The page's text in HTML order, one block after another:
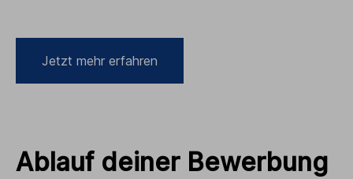
Jetzt mehr erfahren
Ablauf deiner Bewerbung